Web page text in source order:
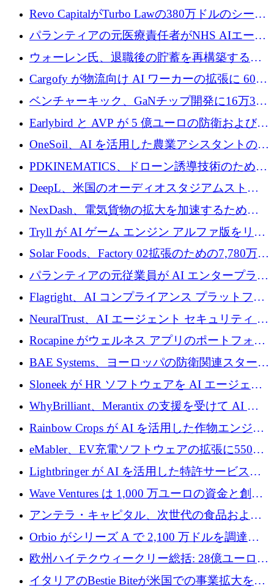
で成長を促進
Revo CapitalがTurbo Lawの380万ドルのシード
ラウンドを主導し、訴訟プラットフォームを
パランティアの元医療責任者がNHS AIエージ
ェントの立ち上げに1,000万ポンドを調達
ウォーレン氏、退職後の貯蓄を再構築するた
めに1,000万ユーロを調達
Cargofy が物流向け AI ワーカーの拡張に 600
万ドルを獲得
ベンチャーキック、GaNチップ開発に16万3千
ユーロでMinisaを支援
Earlybird と AVP が 5 億ユーロの防衛および二
重用途の成長基金である E2D を立ち上げる
OneSoil、AI を活用した農業アシスタントの拡
大に​​ 100 万ユーロを確保
PDKINEMATICS、ドローン誘導技術のために
200 万ユーロを調達
DeepL、米国のオーディオスタジアムストリ
ーミング事業Mixhaloを買収
NexDash、電気貨物の拡大を加速するために
EIT Urban Mobilityから250万ユーロを確保
Tryll が AI ゲーム エンジン アルファ版をリリ
ースし、60 万ドルのプレシード資金を確保
Solar Foods、Factory 02拡張のための7,780万ユ
ーロの資金調達パッケージを獲得
パランティアの元従業員が AI エンタープライ
ズ スタートアップの Conduct に 6,000 万ドル
を調達
Flagright、AI コンプライアンス プラットフォ
ームを拡張するためにシリーズ A で 1,250 万
ドルを確保
NeuralTrust、AI エージェント セキュリティ プ
ラットフォームの拡張に 2,000 万ドルを調達
Rocapine がウェルネス アプリのポートフォリ
オを拡大するためにシリーズ A で 1,300 万ド
ルを調達
BAE Systems、ヨーロッパの防衛関連スタート
アップの規模拡大を支援するために 5,000 万
ユーロの支援を開始
Sloneek が HR ソフトウェアを AI エージェン
トに変えるために 600 万ドルを調達
WhyBrilliant、Merantix の支援を受けて AI 求
人マッチングを拡大するために 100 万ユーロ
Rainbow Crops が AI を活用した作物エンジニ
アリングを拡張するために 970 万ユーロを調
eMabler、EV充電ソフトウェアの拡張に550万
ユーロを確保
Lightbringer が AI を活用した特許サービスを
拡大するために 1,000 万ドルを調達
Wave Ventures は 1,000 万ユーロの資金と創設
者補助金で 10 周年を迎える
アンテラ・キャピタル、次世代の食品および
アグリテクノロジーのイノベーションを支援
するファンド III の初回クローズ額が 1 億ドル
に到達
Orbio がシリーズ A で 2,100 万ドルを調達、
AI 労働力管理を世界の最前線の労働者に提供
欧州ハイテクウィークリー総括: 28億ユーロの
取引と5月のハイライト
イタリアのBestie Biteが米国での事業拡大を加